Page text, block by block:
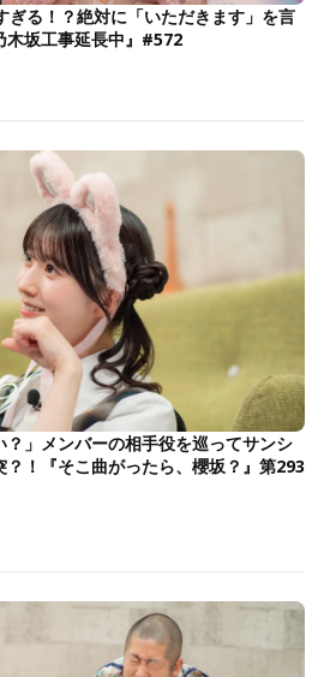
ぎる！？絶対に「いただきます」を言
木坂工事延長中』#572
？」メンバーの相手役を巡ってサンシ
？！『そこ曲がったら、櫻坂？』第293